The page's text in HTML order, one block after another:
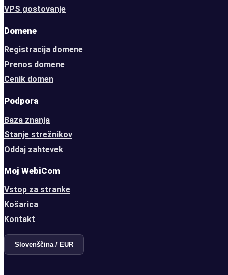
VPS gostovanje
Domene
Registracija domene
Prenos domene
Cenik domen
Podpora
Baza znanja
Stanje strežnikov
Oddaj zahtevek
Moj WebiCom
Vstop za stranke
Košarica
Kontakt
Slovenščina / EUR